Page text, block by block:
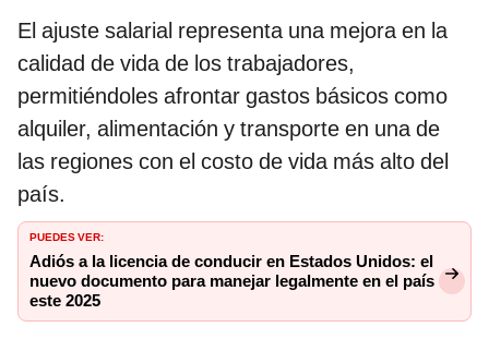
El ajuste salarial representa una mejora en la
calidad de vida de los trabajadores,
permitiéndoles afrontar gastos básicos como
alquiler, alimentación y transporte en una de
las regiones con el costo de vida más alto del
país.
PUEDES VER:
Adiós a la licencia de conducir en Estados Unidos: el
nuevo documento para manejar legalmente en el país
este 2025